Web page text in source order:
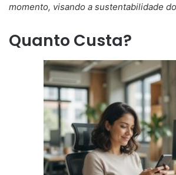
momento, visando a sustentabilidade
Quanto Custa?